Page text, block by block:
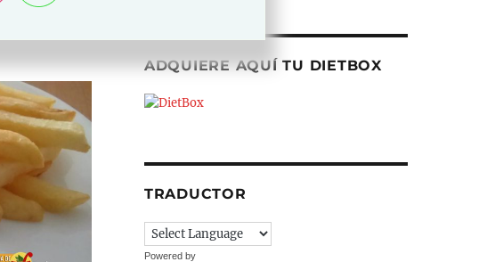
ADQUIERE AQUÍ TU DIETBOX
TRADUCTOR
Powered by